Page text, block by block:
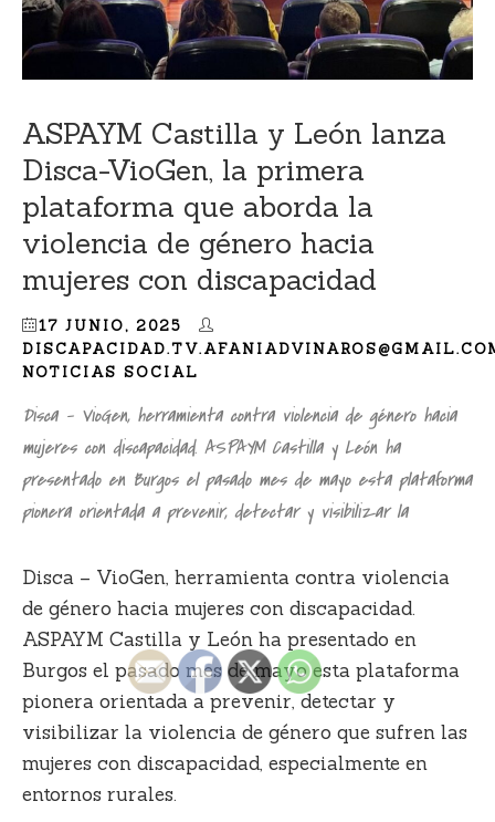
ASPAYM Castilla y León lanza
Disca-VioGen, la primera
plataforma que aborda la
violencia de género hacia
mujeres con discapacidad
17 JUNIO, 2025
NOTICIAS SOCIAL
Disca – VioGen, herramienta contra violencia de género hacia
mujeres con discapacidad. ASPAYM Castilla y León ha
presentado en Burgos el pasado mes de mayo esta plataforma
pionera orientada a prevenir, detectar y visibilizar la
Disca – VioGen, herramienta contra violencia
de género hacia mujeres con discapacidad.
ASPAYM Castilla y León ha presentado en
Burgos el pasado mes de mayo esta plataforma
pionera orientada a prevenir, detectar y
visibilizar la violencia de género que sufren las
mujeres con discapacidad, especialmente en
entornos rurales.